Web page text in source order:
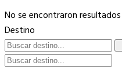
No se encontraron resultados
Destino